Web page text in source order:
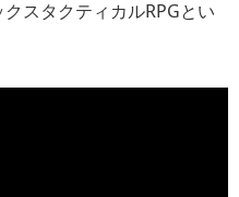
スタクティカルRPGとい